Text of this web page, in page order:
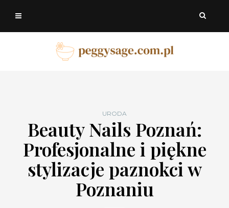
URODA
Beauty Nails Poznań:
Profesjonalne i piękne
stylizacje paznokci w
Poznaniu